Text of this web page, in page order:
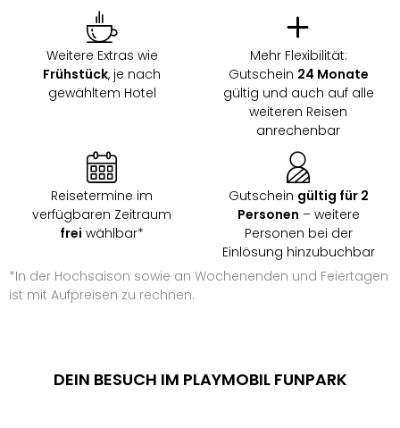
Weitere Extras wie
Frühstück, je nach
gewähltem Hotel
Mehr Flexibilität:
Gutschein 24 Monate
gültig und auch auf alle
weiteren Reisen
anrechenbar
Reisetermine im
verfügbaren Zeitraum
frei wählbar*
Gutschein gültig für 2
Personen – weitere
Personen bei der
Einlösung hinzubuchbar
*In der Hochsaison sowie an Wochenenden und Feiertagen
ist mit Aufpreisen zu rechnen.
DEIN BESUCH IM PLAYMOBIL FUNPARK